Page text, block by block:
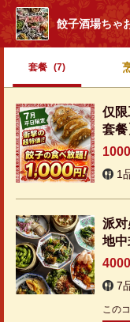
餃子酒場ちゃ
套餐 (7)
仅
套餐
1
派
地
肉
7
この